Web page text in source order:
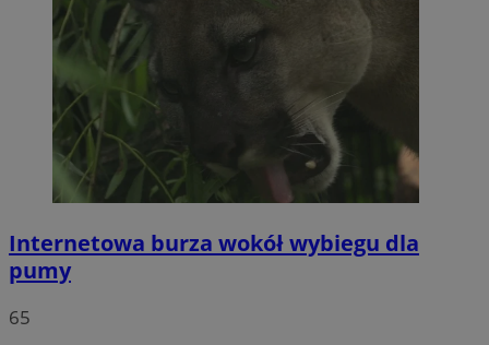
Internetowa burza wokół wybiegu dla
pumy
65